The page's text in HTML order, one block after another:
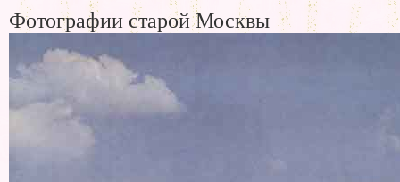
Фотографии старой Москвы